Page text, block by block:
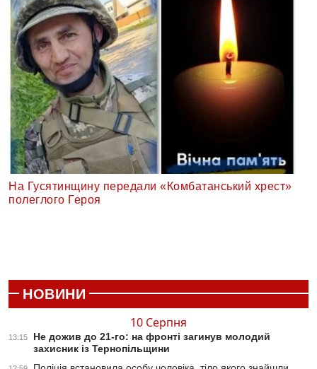
На Гусятинщину передали «Комбатанський хрест»
полеглого Героя
НОВИНИ
10 Серпня
13:15
Не дожив до 21-го: на фронті загинув молодий
захисник із Тернопільщини